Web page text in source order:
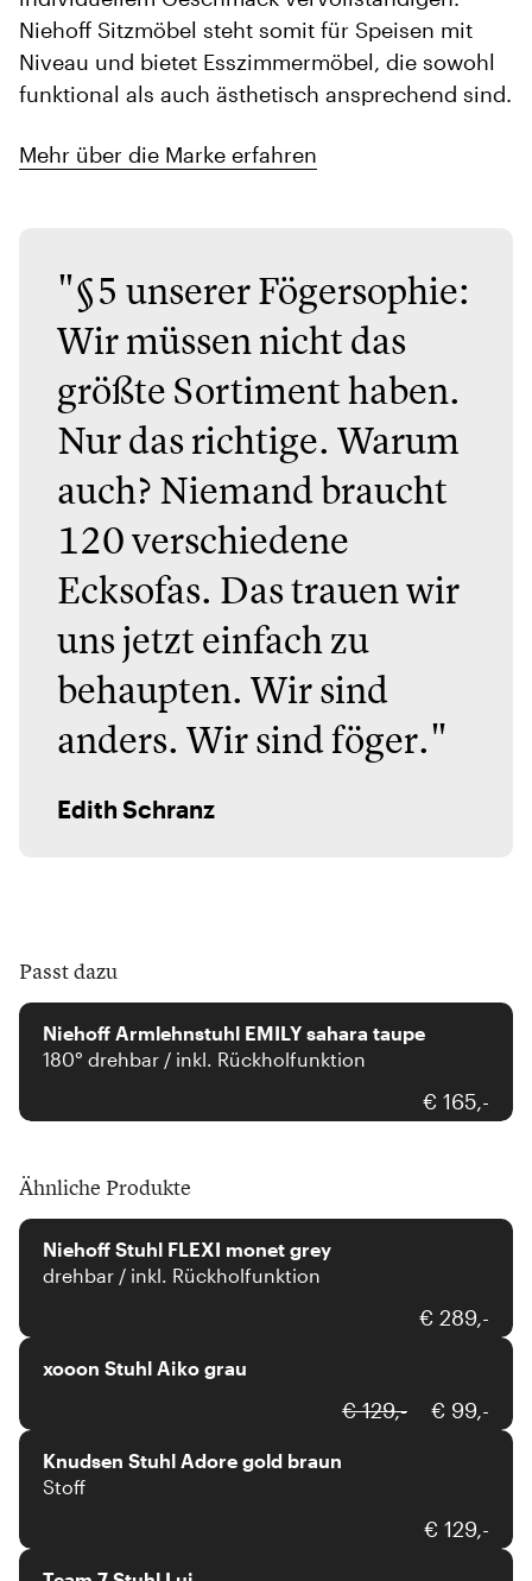
Niehoff Sitzmöbel steht somit für Speisen mit
Niveau und bietet Esszimmermöbel, die sowohl
funktional als auch ästhetisch ansprechend sind.
Mehr über die Marke erfahren
"§5 unserer Fögersophie:
Wir müssen nicht das
größte Sortiment haben.
Nur das richtige. Warum
auch? Niemand braucht
120 verschiedene
Ecksofas. Das trauen wir
uns jetzt einfach zu
behaupten. Wir sind
anders. Wir sind föger."
Edith Schranz
Passt dazu
Niehoff Armlehnstuhl EMILY sahara taupe
180° drehbar / inkl. Rückholfunktion
€ 165,-
Ähnliche Produkte
Niehoff Stuhl FLEXI monet grey
drehbar / inkl. Rückholfunktion
€ 289,-
xooon
xooon Stuhl Aiko grau
€ 129,- € 99,-
Hjort Knudsen
Knudsen Stuhl Adore gold braun
Stoff
€ 129,-
Team 7